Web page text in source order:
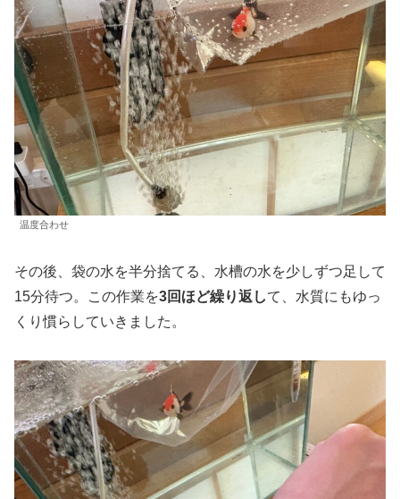
温度合わせ
その後、袋の水を半分捨てる、水槽の水を少しずつ足して
15分待つ。この作業を3回ほど繰り返して、水質にもゆっ
くり慣らしていきました。